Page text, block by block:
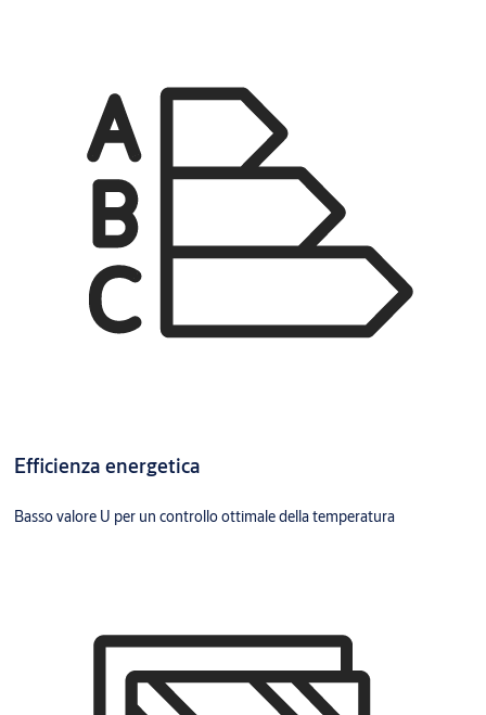
Efficienza energetica
Basso valore U per un controllo ottimale della temperatura